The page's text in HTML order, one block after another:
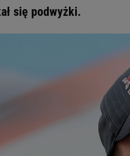
się podwyżki.
badnie odbiorców i